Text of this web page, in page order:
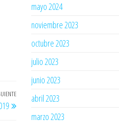
Entrada
siguiente
mayo 2024
noviembre 2023
octubre 2023
julio 2023
junio 2023
abril 2023
marzo 2023